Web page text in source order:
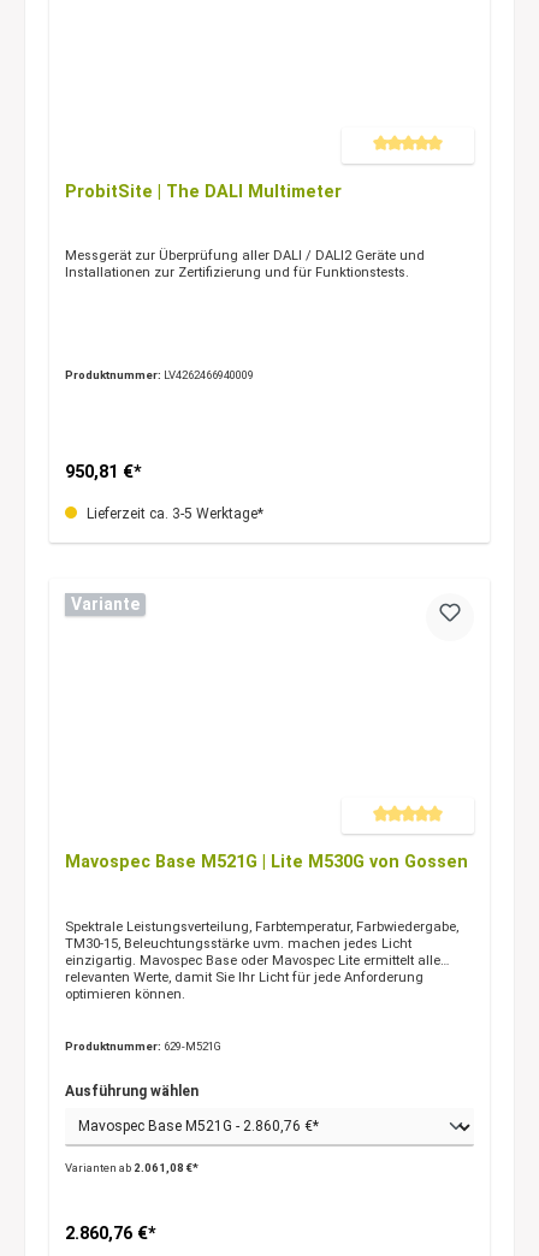
Durchschnittliche Bewertung
ProbitSite | The DALI Multimeter
Messgerät zur Überprüfung aller DALI / DALI2 Geräte und
Installationen zur Zertifizierung und für Funktionstests.
Produktnummer: LV4262466940009
950,81 €*
Lieferzeit ca. 3-5 Werktage*
Variante
Durchschnittliche Bewertung
Mavospec Base M521G | Lite M530G von Gossen
Spektrale Leistungsverteilung, Farbtemperatur, Farbwiedergabe,
TM30-15, Beleuchtungsstärke uvm. machen jedes Licht
einzigartig. Mavospec Base oder Mavospec Lite ermittelt alle
relevanten Werte, damit Sie Ihr Licht für jede Anforderung
optimieren können.
Produktnummer: 629-M521G
Ausführung wählen
Varianten ab2.061,08 €*
2.860,76 €*